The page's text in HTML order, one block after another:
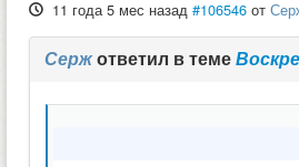
11 года 5 мес назад #106546 от
Сержответил в теме